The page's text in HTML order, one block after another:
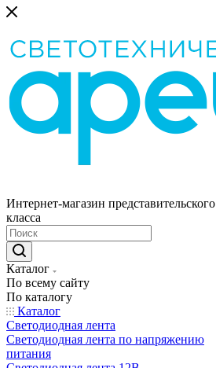
Интернет-магазин представительского
класса
Каталог
По всему сайту
По каталогу
Каталог
Светодиодная лента
Светодиодная лента по напряжению
питания